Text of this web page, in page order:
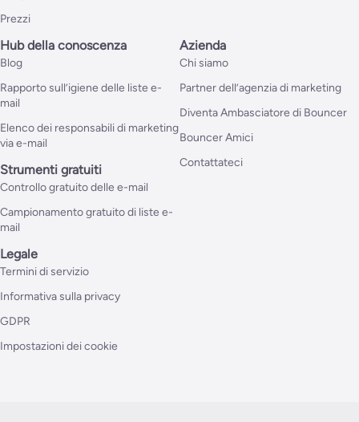
Prezzi
Hub della conoscenza
Blog
Rapporto sull’igiene delle liste e-
mail
Elenco dei responsabili di marketing
via e-mail
Strumenti gratuiti
Controllo gratuito delle e-mail
Campionamento gratuito di liste e-
mail
Azienda
Chi siamo
Partner dell’agenzia di marketing
Diventa Ambasciatore di Bouncer
Bouncer Amici
Contattateci
Legale
Termini di servizio
Informativa sulla privacy
GDPR
Impostazioni dei cookie